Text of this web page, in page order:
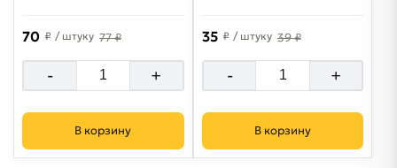
70 ₽ / штуку 77 ₽
- +
В корзину
35 ₽ / штуку 39 ₽
- +
В корзину